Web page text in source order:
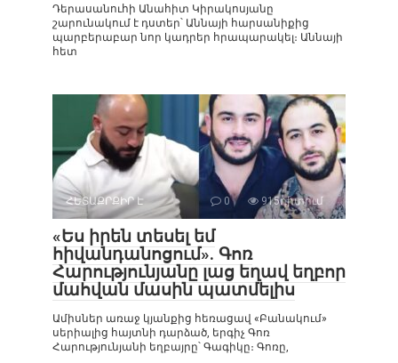
Դերասանուհի Անահիտ Կիրակոսյանը
շարունակում է դստեր՝ Աննայի հարսանիքից
պարբերաբար նոր կադրեր հրապարակել։ Աննայի
հետ
ՀԵՏԱՔՐՔԻՐ Է 0 915դիտում
«Ես իրեն տեսել եմ
հիվանդանոցում». Գոռ
Հարությունյանը լաց եղավ եղբոր
մահվան մասին պատմելիս
Ամիսներ առաջ կյանքից հեռացավ «Բանակում»
սերիալից հայտնի դարձած, երգիչ Գոռ
Հարությունյանի եղբայրը՝ Գագիկը։ Գոռը,